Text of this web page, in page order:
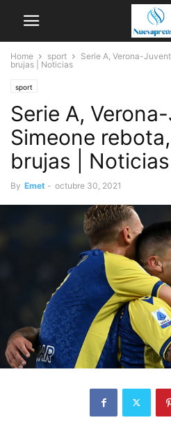
Home sport
Serie A, Verona-
brujas | Noticias
sport
Serie A,
Simeone
brujas | Noticias
By Emet - octubre 30, 2021